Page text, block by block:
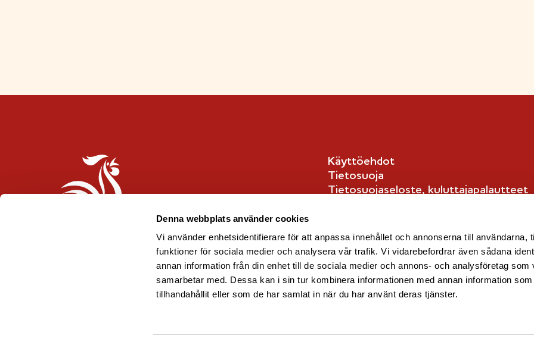
Denna webbplats använder cookies
Vi använder enhetsidentifierare för att anpassa innehållet och annonserna till användarna,
funktioner för sociala medier och analysera vår trafik. Vi vidarebefordrar även sådana
annan information från din enhet till de sociala medier och annons- och analysföretag som
samarbetar med. Dessa kan i sin tur kombinera informationen med annan information
tillhandahållit eller som de har samlat in när du har använt deras tjänster.
Käyttöehdot
Tietosuoja
Tietosuojaseloste, kuluttajapalautteet